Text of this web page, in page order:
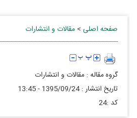
صفحه اصلی > مقالات و انتشارات
گروه مقاله : مقالات و انتشارات
تاريخ انتشار :1395/09/24 - 13:45
كد :24